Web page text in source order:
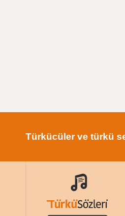
Türkücüler ve türkü